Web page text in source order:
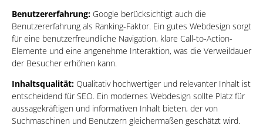
Benutzererfahrung: Google berücksichtigt auch die
Benutzererfahrung als Ranking-Faktor. Ein gutes Webdesign sorgt
für eine benutzerfreundliche Navigation, klare Call-to-Action-
Elemente und eine angenehme Interaktion, was die Verweildauer
der Besucher erhöhen kann.
Inhaltsqualität: Qualitativ hochwertiger und relevanter Inhalt ist
entscheidend für SEO. Ein modernes Webdesign sollte Platz für
aussagekräftigen und informativen Inhalt bieten, der von
Suchmaschinen und Benutzern gleichermaßen geschätzt wird.